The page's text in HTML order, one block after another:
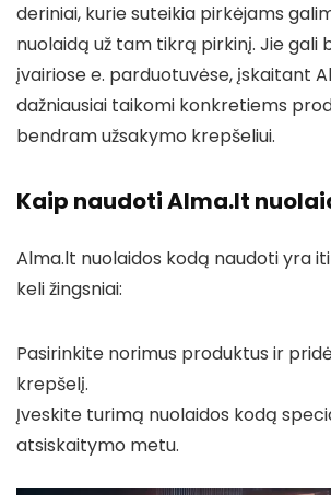
deriniai, kurie suteikia pirkėjams
nuolaidą už tam tikrą pirkinį. Jie gali
įvairiose e. parduotuvėse, įskaitant
dažniausiai taikomi konkretiems
bendram užsakymo krepšeliui.
Kaip naudoti Alma.lt
Alma.lt nuolaidos kodą naudoti yra
keli žingsniai:
Pasirinkite norimus produktus ir
krepšelį.
Įveskite turimą nuolaidos kodą
atsiskaitymo metu.